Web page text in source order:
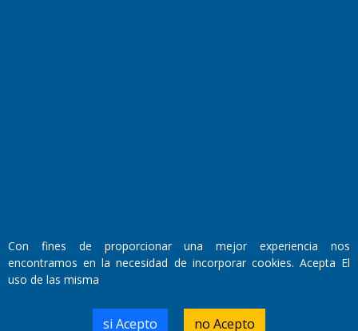
Miembro de ADIRA,ADEPA y CPPAL
Propietario: El Diario SRL
Director Periodístico:
Con fines de proporcionar una mejor experiencia nos
encontramos en la necesidad de incorporar cookies. Acepta El
uso de las misma
si Acepto no Acepto